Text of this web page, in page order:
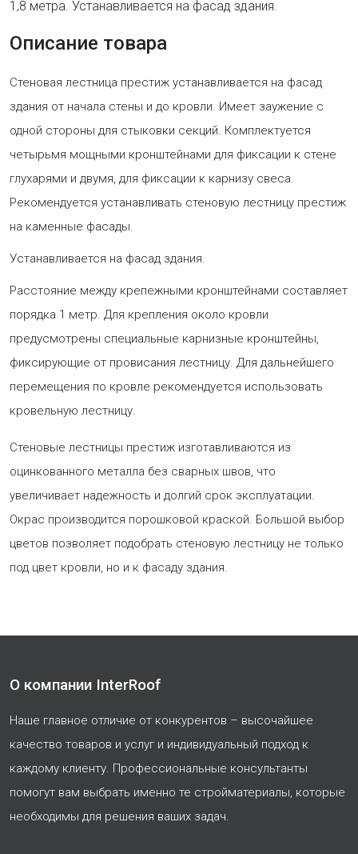
1,8 метра. Устанавливается на фасад здания.
Описание товара
Стеновая лестница престиж устанавливается на фасад
здания от начала стены и до кровли. Имеет заужение с
одной стороны для стыковки секций. Комплектуется
четырьмя мощными кронштейнами для фиксации к стене
глухарями и двумя, для фиксации к карнизу свеса.
Рекомендуется устанавливать стеновую лестницу престиж
на каменные фасады.
Устанавливается на фасад здания.
Расстояние между крепежными кронштейнами составляет
порядка 1 метр. Для крепления около кровли
предусмотрены специальные карнизные кронштейны,
фиксирующие от провисания лестницу. Для дальнейшего
перемещения по кровле рекомендуется использовать
кровельную лестницу.
Стеновые лестницы престиж изготавливаются из
оцинкованного металла без сварных швов, что
увеличивает надежность и долгий срок эксплуатации.
Окрас производится порошковой краской. Большой выбор
цветов позволяет подобрать стеновую лестницу не только
под цвет кровли, но и к фасаду здания.
О компании InterRoof
Наше главное отличие от конкурентов – высочайшее
качество товаров и услуг и индивидуальный подход к
каждому клиенту. Профессиональные консультанты
помогут вам выбрать именно те стройматериалы, которые
необходимы для решения ваших задач.